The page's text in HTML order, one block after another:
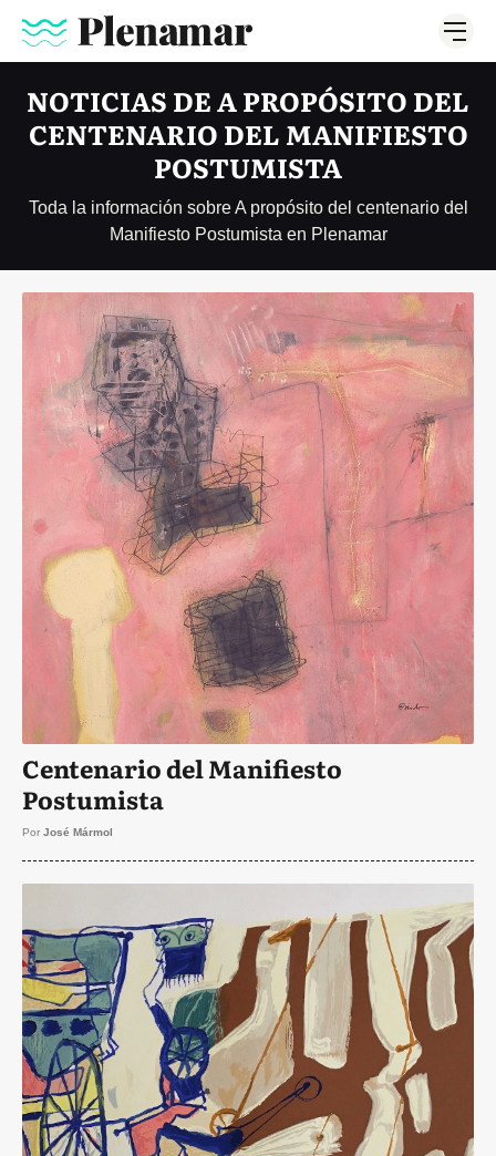
NOTICIAS DE A PROPÓSITO DEL
CENTENARIO DEL MANIFIESTO
POSTUMISTA
Toda la información sobre A propósito del centenario del
Manifiesto Postumista en Plenamar
Centenario del Manifiesto
Postumista
Por José Mármol